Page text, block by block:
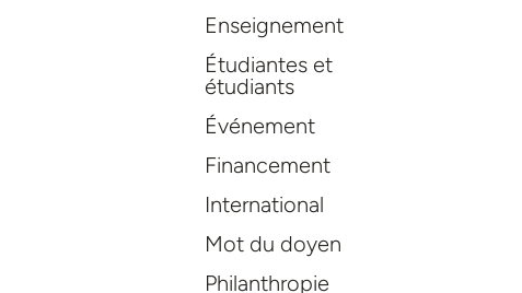
Enseignement
Étudiantes et
étudiants
Événement
Financement
International
Mot du doyen
Philanthropie